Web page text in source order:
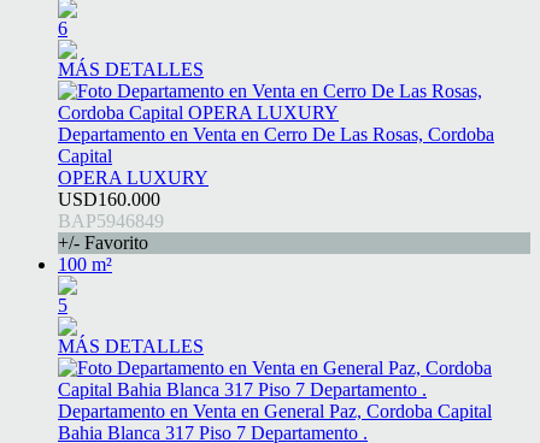
6
MÁS DETALLES
Departamento en Venta en Cerro De Las Rosas, Cordoba
Capital
OPERA LUXURY
USD160.000
BAP5946849
+/- Favorito
100 m²
5
MÁS DETALLES
Departamento en Venta en General Paz, Cordoba Capital
Bahia Blanca 317 Piso 7 Departamento .